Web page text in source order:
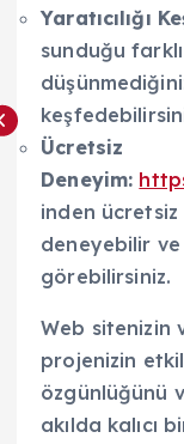
Yaratıcılığı
sunduğu
Ücretsiz
Deneyim:
inden
deneyebilir
görebilirsiniz.
Web sitenizin
projenizin
özgünlüğünü
akılda kalıcı